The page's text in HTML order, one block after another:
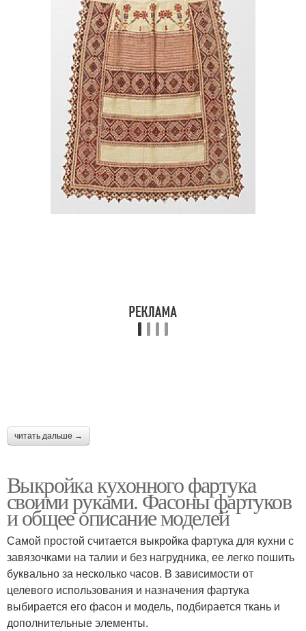
Требования к
материалам
Фартук на кухню
читать дальше →
Выкройка кухонного фартука
своими руками. Фасоны фартуков
и общее описание моделей
Самой простой считается выкройка фартука для кухни с
завязочками на талии и без нагрудника, ее легко пошить
буквально за несколько часов. В зависимости от
целевого использования и назначения фартука
выбирается его фасон и модель, подбирается ткань и
дополнительные элементы.